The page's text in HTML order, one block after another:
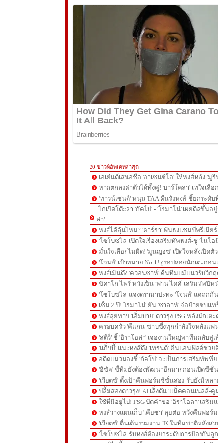
20 ข่าวที่อัพเดทล่าสุด
เอเย่นต์เสนอชื่อ 'อาเซนซิโอ' ให้หงส์หลัง 'มู
หากตกลงค่าตัวได้ทั้งคู่! 'บาร์โคล่า' เทใจเลือ
'ทาวน์เซนด์' หนุน TAA คืนรังหงส์-ชี้ยกระดั
ไก่เปิดโต๊ะล่า 'กัคโป' - 'โรมาโน่' เผยดีลขึ้นอ
ล่า'
หงส์ได้ลุ้นไหม? 'คาร์รา' ฟันธงแชมป์พรีเมีย
'โซโบซไล' เปิดใจเรื่องเสริมทัพหงส์-ชู 'ไนโ
มั่นใจเลือกไม่ผิด! 'มูนญอซ' เปิดใจหลังเปิดตั
'โจนส์' เป้าหมาย No.1! งูรอปล่อยนักเตะก่อ
หงส์เมินดึง 'ควอนซาห์' คืนทีมแม้แนวรับวิก
ชิคาโก ไฟร์ หวังเซ็น 'ฟาน ไดค์' เสริมทัพปีห
'โซโบซไล' แจงดราม่าปะทะ 'โจนส์' แค่ถกกั
เซ็น 2 ปี! โรมาโน่' ยัน 'ซาลาห์' จ่อย้ายซบแ
หงส์ลุยทาบ 'เอ็มบาย' ดาวรุ่ง PSG หลังนักเต
ครอบครัว 'คีแกน' ซาบซึ้งทุกกำลังใจหลังแฟ
'สตีวี่' ชี้ 'อิราโอล่า' เจองานใหญ่พาทีมกลับสู่
'แก็บบี้' แนะหงส์ดึง 'เทรนต์' คืนแอนฟิลด์ช่วย
อดีตแมวมองชี้ 'กัคโป' จะเป็นการเสริมทัพที่
'อิซัค' ชี้ทีมยังต้องพัฒนาอีกมากก่อนเปิดซีซั่
'เวียตซ์' ตั้งเป้าคืนฟอร์มซีซั่นสอง-รับยังมีหล
ปลื้มสองดาวรุ่ง! AI เล็งดัน 'แม็คคอนเนลล์-
ใช้ที่มีอยู่ไป! FSG ปัดคำขอ 'อิราโอลา' เสริม
หงส์วางแผนเก็บ 'เคียซ่า' ลุยต่อ-หวังคืนฟอร์
'เวียตซ์' ตื่นเต้นร่วมงาน JK ในทีมชาติหลังส
'โซโบซไล' รับหงส์ต้องยกระดับการป้องกันลูก